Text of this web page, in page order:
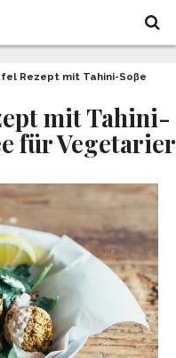
Rezept mit Tahini-Soβe
mit Tahini-
für Vegetarier